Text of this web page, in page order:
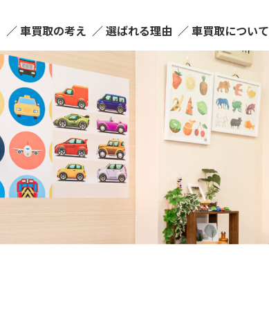
車買取の考え 選ばれる理由 車買取について